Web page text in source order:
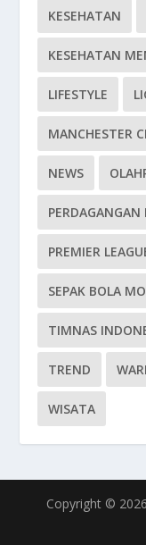
KESEHATAN
KESEHATAN
LIFESTYLE
MANCHESTER
NEWS
PREMIER
SEPAK BOLA
TIMNAS
TREND
WISATA
Copyright © 2026